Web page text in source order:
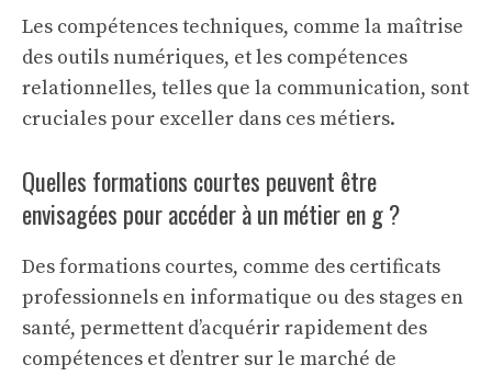
Les compétences techniques, comme la maîtrise
des outils numériques, et les compétences
relationnelles, telles que la communication, sont
cruciales pour exceller dans ces métiers.
Quelles formations courtes peuvent être
envisagées pour accéder à un métier en g ?
Des formations courtes, comme des certificats
professionnels en informatique ou des stages en
santé, permettent d’acquérir rapidement des
compétences et d’entrer sur le marché de